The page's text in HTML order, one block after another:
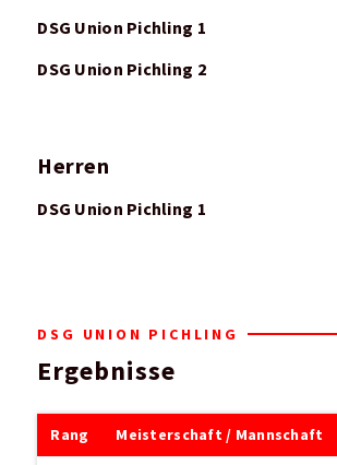
DSG Union Pichling 1
DSG Union Pichling 2
Herren
DSG Union Pichling 1
DSG UNION PICHLING
Ergebnisse
Rang Meisterschaft / Mannschaft